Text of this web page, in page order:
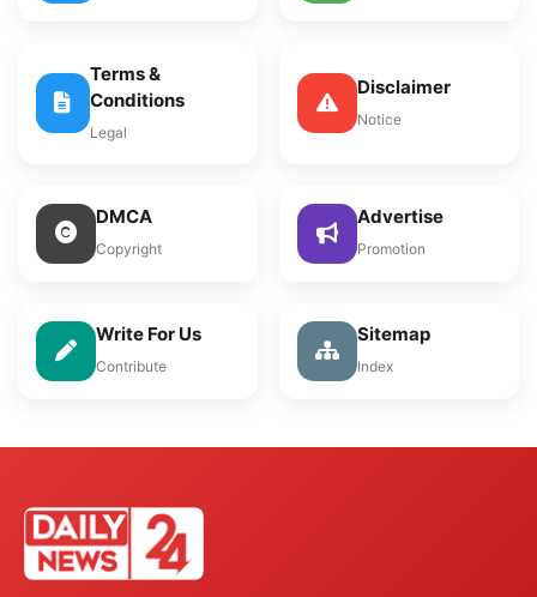
Terms &
Conditions
Legal
Disclaimer
Notice
DMCA
Copyright
Advertise
Promotion
Write For Us
Contribute
Sitemap
Index